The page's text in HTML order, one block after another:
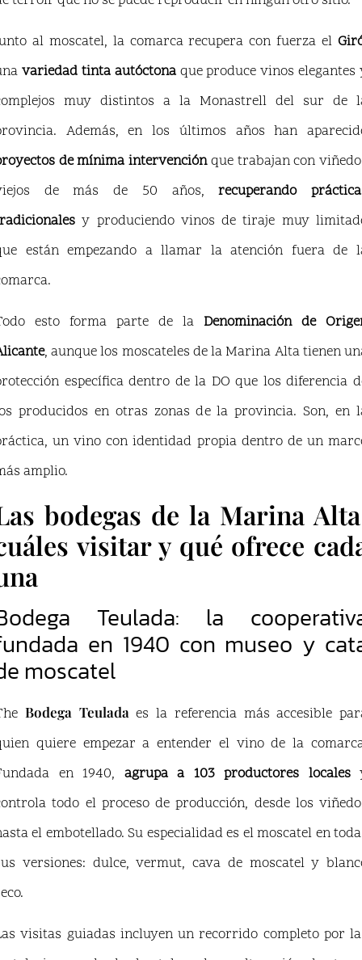
al moscatel, la comarca recupera con fuerza el
variedad tinta autóctonaque produce vinos elegantes
muy distintos a la Monastrell del sur de
Además, en los últimos años han
de mínima intervenciónque trabajan con
de más de 50 años,recuperando
y produciendo vinos de tiraje muy
están empezando a llamar la atención fuera de
esto forma parte de la Denominación de
, aunque los moscateles de la Marina Alta tienen
específica dentro de la DO que los diferencia
producidos en otras zonas de la provincia. Son, en
un vino con identidad propia dentro de un
amplio.
bodegas de la Marina
visitar y qué ofrece
Teulada: la
en 1940 con museo y
moscatel
Bodega Teuladaes la referencia más accesible
quiere empezar a entender el vino de la
en 1940, agrupa a 103 productores locales
todo el proceso de producción, desde los
el embotellado. Su especialidad es el moscatel en
versiones: dulce, vermut, cava de moscatel y
visitas guiadas incluyen un recorrido completo por